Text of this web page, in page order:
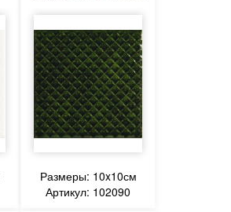
Размеры: 10x10см
Артикул: 102090